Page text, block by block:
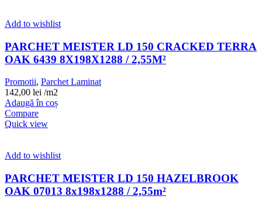
Add to wishlist
PARCHET MEISTER LD 150 CRACKED TERRA
OAK 6439 8X198X1288 / 2,55M²
Promotii, Parchet Laminat
142,00 lei /m2
Adaugă în coș
Compare
Quick view
Add to wishlist
PARCHET MEISTER LD 150 HAZELBROOK
OAK 07013 8x198x1288 / 2,55m²